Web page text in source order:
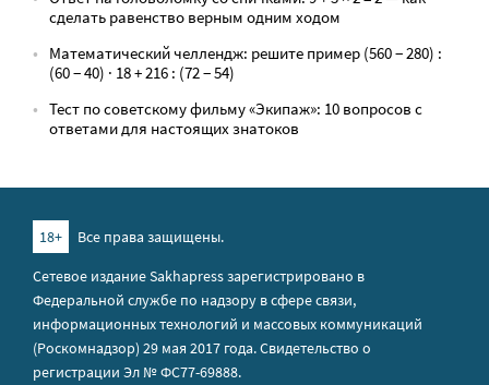
сделать равенство верным одним ходом
Математический челлендж: решите пример (560 − 280) :
(60 − 40) · 18 + 216 : (72 − 54)
Тест по советскому фильму «Экипаж»: 10 вопросов с
ответами для настоящих знатоков
18+
Все права защищены.
Сетевое издание Sakhapress зарегистрировано в
Федеральной службе по надзору в сфере связи,
информационных технологий и массовых коммуникаций
(Роскомнадзор) 29 мая 2017 года. Свидетельство о
регистрации Эл № ФС77-69888.